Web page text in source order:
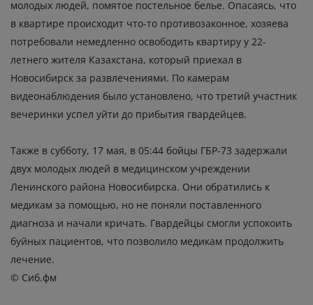
молодых людей, помятое постельное белье. Опасаясь, что
в квартире происходит что-то противозаконное, хозяева
потребовали немедленно освободить квартиру у 22-
летнего жителя Казахстана, который приехал в
Новосибирск за развлечениями. По камерам
видеонаблюдения было установлено, что третий участник
вечеринки успел уйти до прибытия гвардейцев.
Также в субботу, 17 мая, в 05:44 бойцы ГБР-73 задержали
двух молодых людей в медицинском учреждении
Ленинского района Новосибирска. Они обратились к
медикам за помощью, но не поняли поставленного
диагноза и начали кричать. Гвардейцы смогли успокоить
буйных пациентов, что позволило медикам продолжить
лечение.
© Сиб.фм